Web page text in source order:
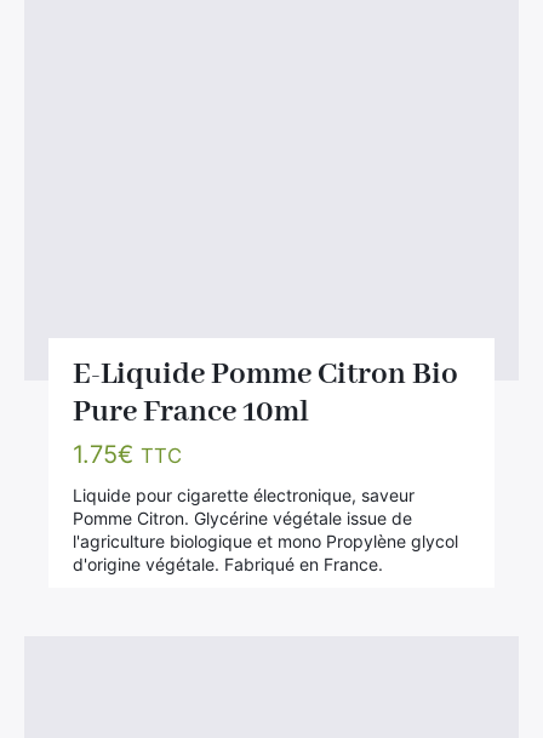
E-Liquide Pomme Citron Bio
Pure France 10ml
1.75€ TTC
Liquide pour cigarette électronique, saveur
Pomme Citron. Glycérine végétale issue de
l'agriculture biologique et mono Propylène glycol
d'origine végétale. Fabriqué en France.